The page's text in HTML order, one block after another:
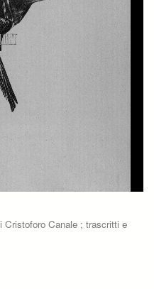
Cristoforo Canale ; trascritti e